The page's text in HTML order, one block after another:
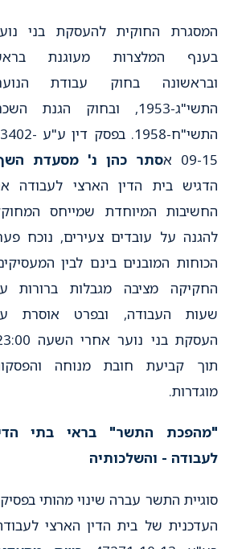
המסגרת החוקית להעסקת בני
בענף המלצרות מעוגנת
ובראשונה בחוק עבודת
התשי"ג-1953, ובחוק הגנת
התשי"ח-1958. בפסק דין
09-15 א
סתר כהן נ' מסעדת
הדגיש בית הדין הארצי לעבודה
החשיבות המיוחדת שמייחס
להגנה על עובדים צעירים, נוכח
הכוחות המובנים בינם לבין
החקיקה מציבה מגבלות ברורות
שעות העבודה, ובפרט אוסרת
תוך קביעת חובת מנוחה
מוגדרות.
"מהפכת התשר" בראי בתי
לעבודה - והשלכותיה
סוגיית התשר עברה שינוי מהותי
העדכנית של בית הדין הארצי